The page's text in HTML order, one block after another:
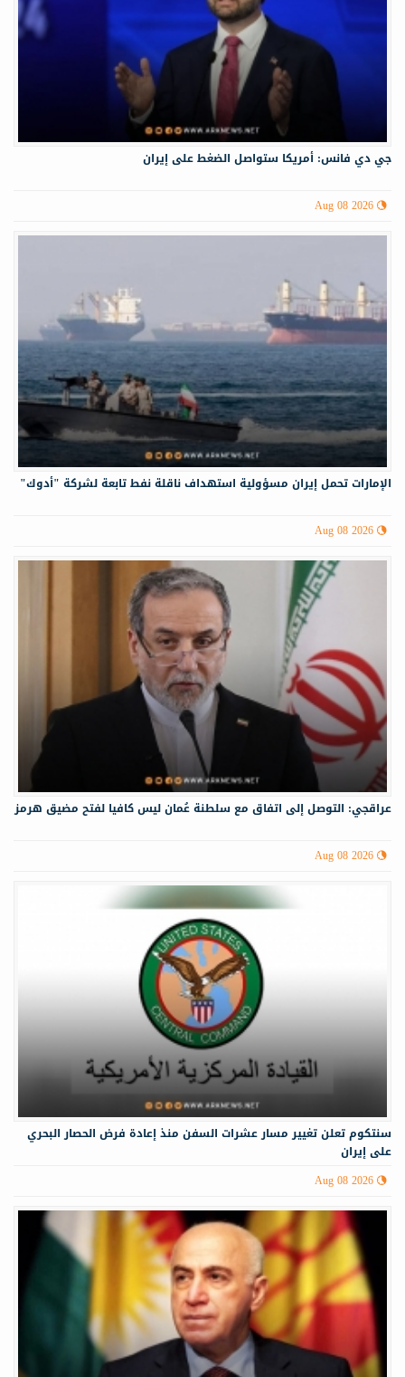
جي دي فانس: أمريكا ستواصل الضغط على إيران
Aug 08 2026
الإمارات تحمل إيران مسؤولية استهداف ناقلة نفط تابعة لشركة "أدوك"
Aug 08 2026
عراقجي: التوصل إلى اتفاق مع سلطنة عُمان ليس كافيا لفتح مضيق هرمز
Aug 08 2026
سنتكوم تعلن تغيير مسار عشرات السفن منذ إعادة فرض الحصار البحري
على إيران
Aug 08 2026